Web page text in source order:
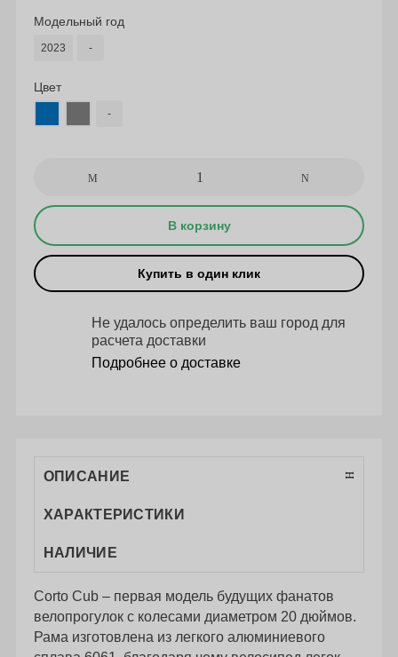
Модельный год
2023 -
Цвет
-
В корзину
Купить в один клик
Не удалось определить ваш город для
расчета доставки
Подробнее о доставке
ОПИСАНИЕ
ХАРАКТЕРИСТИКИ
НАЛИЧИЕ
Corto Cub – первая модель будущих фанатов
велопрогулок с колесами диаметром 20 дюймов.
Рама изготовлена из легкого алюминиевого